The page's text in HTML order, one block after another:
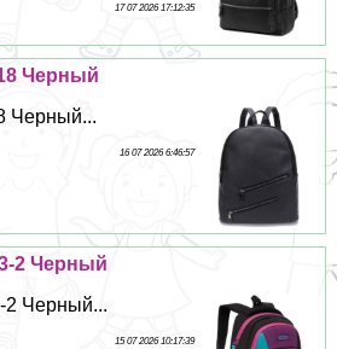
17 07 2026 17:12:35
Черный
Черный...
16 07 2026 6:46:57
2 Черный
2 Черный...
15 07 2026 10:17:39